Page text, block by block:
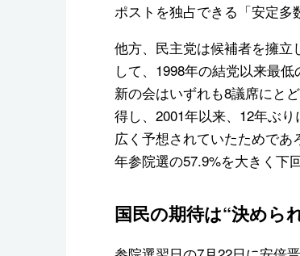
ポストを独占できる「安定多
他方、民主党は候補者を擁立
して、1998年の結党以来最
新の会はいずれも8議席にと
得し、2001年以来、12年ぶ
広く予想されていたためで
年参院選の57.9%を大きく下
国民の期待は“決めら